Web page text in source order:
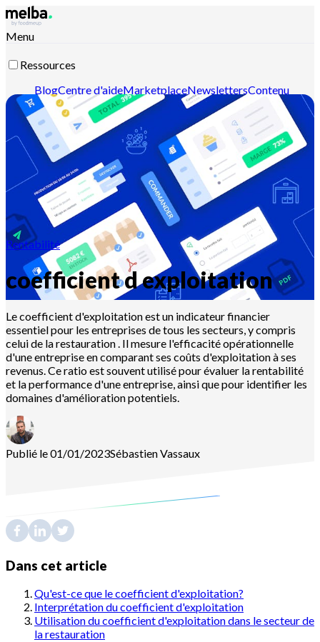
Menu
Ressources
BlogCentre d'aideMarketplaceNewslettersContenu
intelligentDocumentation APIDocumentation MCP
Contactez-nousDécouvrir melba
Rentabilité
coefficient d exploitation
Le coefficient d'exploitation est un indicateur financier
essentiel pour les entreprises de tous les secteurs, y compris
celui de la restauration . Il mesure l'efficacité opérationnelle
d'une entreprise en comparant ses coûts d'exploitation à ses
revenus. Ce ratio est souvent utilisé pour évaluer la rentabilité
et la performance d'une entreprise, ainsi que pour identifier les
domaines d'amélioration potentiels.
Publié le 01/01/2023SébastienVassaux
Dans cet article
Qu'est-ce que le coefficient d'exploitation?
Interprétation du coefficient d'exploitation
Utilisation du coefficient d'exploitation dans le secteur de
la restauration